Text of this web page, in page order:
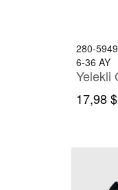
280-5949
6-36 AY
17,98 $